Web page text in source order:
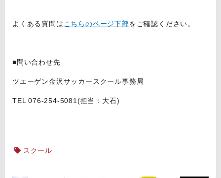
よくある質問は こちらのページ下部をご確認ください。
■問い合わせ先
ツエーゲン金沢サッカースクール事務局
TEL 076-254-5081(担当：大石)
スクール